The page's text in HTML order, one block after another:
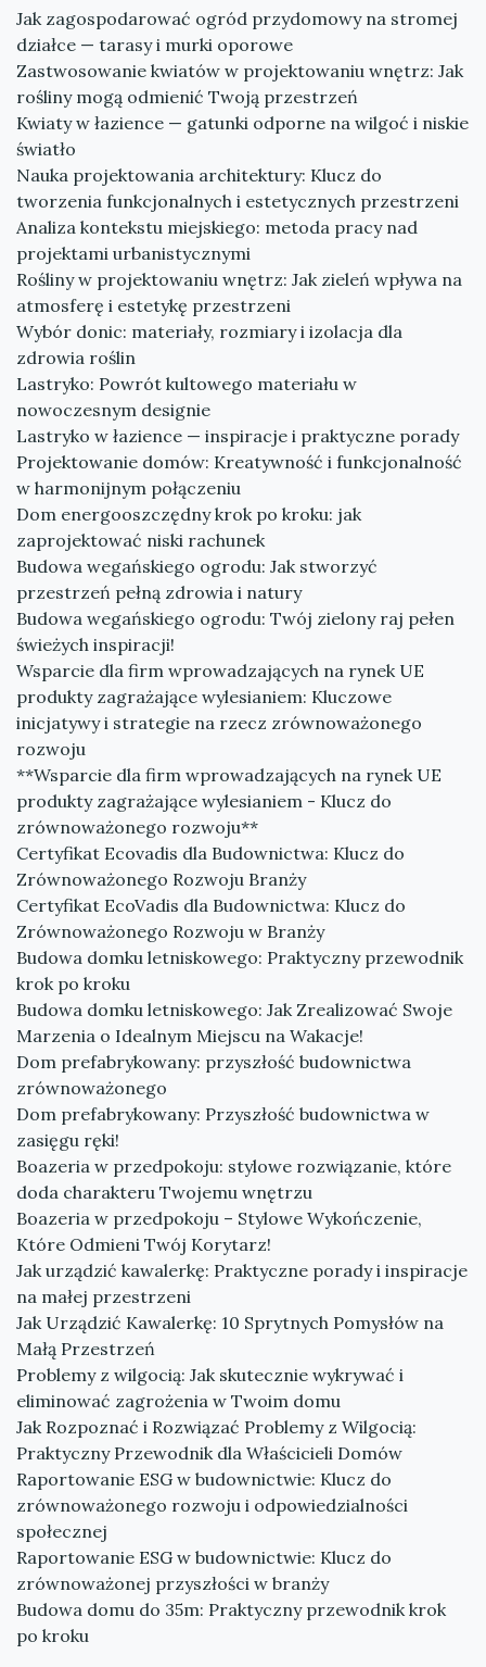
Jak zagospodarować ogród przydomowy na stromej
działce — tarasy i murki oporowe
Zastwosowanie kwiatów w projektowaniu wnętrz: Jak
rośliny mogą odmienić Twoją przestrzeń
Kwiaty w łazience — gatunki odporne na wilgoć i niskie
światło
Nauka projektowania architektury: Klucz do
tworzenia funkcjonalnych i estetycznych przestrzeni
Analiza kontekstu miejskiego: metoda pracy nad
projektami urbanistycznymi
Rośliny w projektowaniu wnętrz: Jak zieleń wpływa na
atmosferę i estetykę przestrzeni
Wybór donic: materiały, rozmiary i izolacja dla
zdrowia roślin
Lastryko: Powrót kultowego materiału w
nowoczesnym designie
Lastryko w łazience — inspiracje i praktyczne porady
Projektowanie domów: Kreatywność i funkcjonalność
w harmonijnym połączeniu
Dom energooszczędny krok po kroku: jak
zaprojektować niski rachunek
Budowa wegańskiego ogrodu: Jak stworzyć
przestrzeń pełną zdrowia i natury
Budowa wegańskiego ogrodu: Twój zielony raj pełen
świeżych inspiracji!
Wsparcie dla firm wprowadzających na rynek UE
produkty zagrażające wylesianiem: Kluczowe
inicjatywy i strategie na rzecz zrównoważonego
rozwoju
**Wsparcie dla firm wprowadzających na rynek UE
produkty zagrażające wylesianiem - Klucz do
zrównoważonego rozwoju**
Certyfikat Ecovadis dla Budownictwa: Klucz do
Zrównoważonego Rozwoju Branży
Certyfikat EcoVadis dla Budownictwa: Klucz do
Zrównoważonego Rozwoju w Branży
Budowa domku letniskowego: Praktyczny przewodnik
krok po kroku
Budowa domku letniskowego: Jak Zrealizować Swoje
Marzenia o Idealnym Miejscu na Wakacje!
Dom prefabrykowany: przyszłość budownictwa
zrównoważonego
Dom prefabrykowany: Przyszłość budownictwa w
zasięgu ręki!
Boazeria w przedpokoju: stylowe rozwiązanie, które
doda charakteru Twojemu wnętrzu
Boazeria w przedpokoju – Stylowe Wykończenie,
Które Odmieni Twój Korytarz!
Jak urządzić kawalerkę: Praktyczne porady i inspiracje
na małej przestrzeni
Jak Urządzić Kawalerkę: 10 Sprytnych Pomysłów na
Małą Przestrzeń
Problemy z wilgocią: Jak skutecznie wykrywać i
eliminować zagrożenia w Twoim domu
Jak Rozpoznać i Rozwiązać Problemy z Wilgocią:
Praktyczny Przewodnik dla Właścicieli Domów
Raportowanie ESG w budownictwie: Klucz do
zrównoważonego rozwoju i odpowiedzialności
społecznej
Raportowanie ESG w budownictwie: Klucz do
zrównoważonej przyszłości w branży
Budowa domu do 35m: Praktyczny przewodnik krok
po kroku